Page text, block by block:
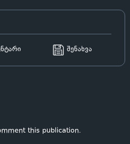
შენახვა
this publication.